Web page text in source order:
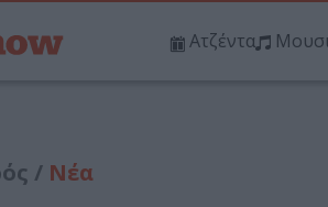
Ατζέντα
/ Νέα